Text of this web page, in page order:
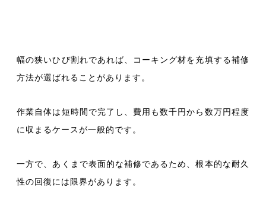
幅の狭いひび割れであれば、コーキング材を充填する補修
方法が選ばれることがあります。
作業自体は短時間で完了し、費用も数千円から数万円程度
に収まるケースが一般的です。
一方で、あくまで表面的な補修であるため、根本的な耐久
性の回復には限界があります。